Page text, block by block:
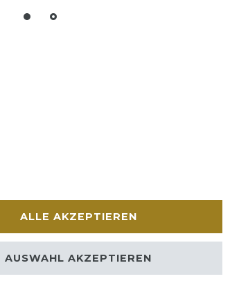
ALLE AKZEPTIEREN
AUSWAHL AKZEPTIEREN